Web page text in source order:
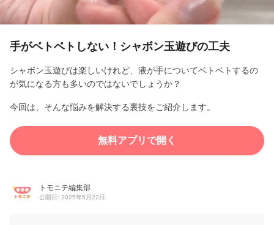
V
d
e
手がベトベトしない！シャボン玉遊びの工夫
シャボン玉遊びは楽しいけれど、液が手についてベトベトするの
が気になる方も多いのではないでしょうか？
今回は、そんな悩みを解決する裏技をご紹介します。
無料アプリで開く
トモニテ編集部
公開日: 2025年5月22日